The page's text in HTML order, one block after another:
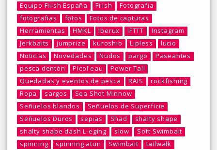
Equipo Fiiish España
Fiiish
Fotografia
fotografias
fotos
Fotos de capturas
Herramientas
HMKL Iberux IFTTT
Instagram
Jerkbaits
jumprize kuroshio Lipless
lucio
Noticias
Novedades Nudos pargo
Paseantes
pesca dentón
Picol'eau
Power Tail
Quedadas y eventos de pesca
RAIS
rockfishing
Ropa
sargos
Sea Shot Minnow
Señuelos blandos
Señuelos de Superficie
Señuelos Duros
sepias Shad
shalty shape
shalty shape dash L-eging
slow
Soft Swimbait
spinning
spinning atun Swimbait
tailwalk